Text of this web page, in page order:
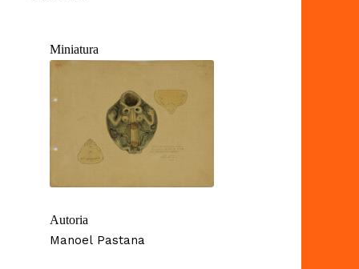
Miniatura
Autoria
Manoel Pastana